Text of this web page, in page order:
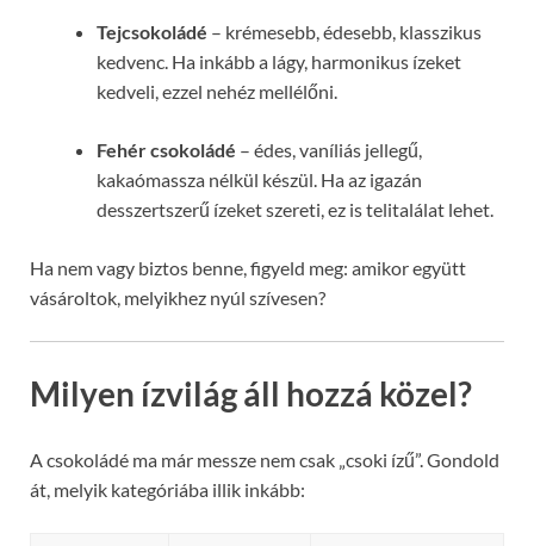
Tejcsokoládé – krémesebb, édesebb, klasszikus
kedvenc. Ha inkább a lágy, harmonikus ízeket
kedveli, ezzel nehéz mellélőni.
Fehér csokoládé – édes, vaníliás jellegű,
kakaómassza nélkül készül. Ha az igazán
desszertszerű ízeket szereti, ez is telitalálat lehet.
Ha nem vagy biztos benne, figyeld meg: amikor együtt
vásároltok, melyikhez nyúl szívesen?
Milyen ízvilág áll hozzá közel?
A csokoládé ma már messze nem csak „csoki ízű”. Gondold
át, melyik kategóriába illik inkább: